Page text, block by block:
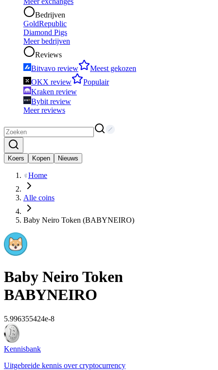
Bedrijven
GoldRepublic
Diamond Pigs
Meer bedrijven
Reviews
Bitvavo review
Meest gekozen
OKX review
Populair
Kraken review
Bybit review
Meer reviews
Koers Kopen Nieuws
Home
Alle coins
Baby Neiro Token (BABYNEIRO)
Baby Neiro Token
BABYNEIRO
5.996355424e-8
Kennisbank
Uitgebreide kennis over cryptocurrency